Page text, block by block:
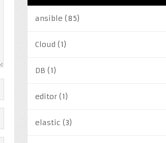
ansible (85)
Cloud (1)
DB (1)
editor (1)
elastic (3)